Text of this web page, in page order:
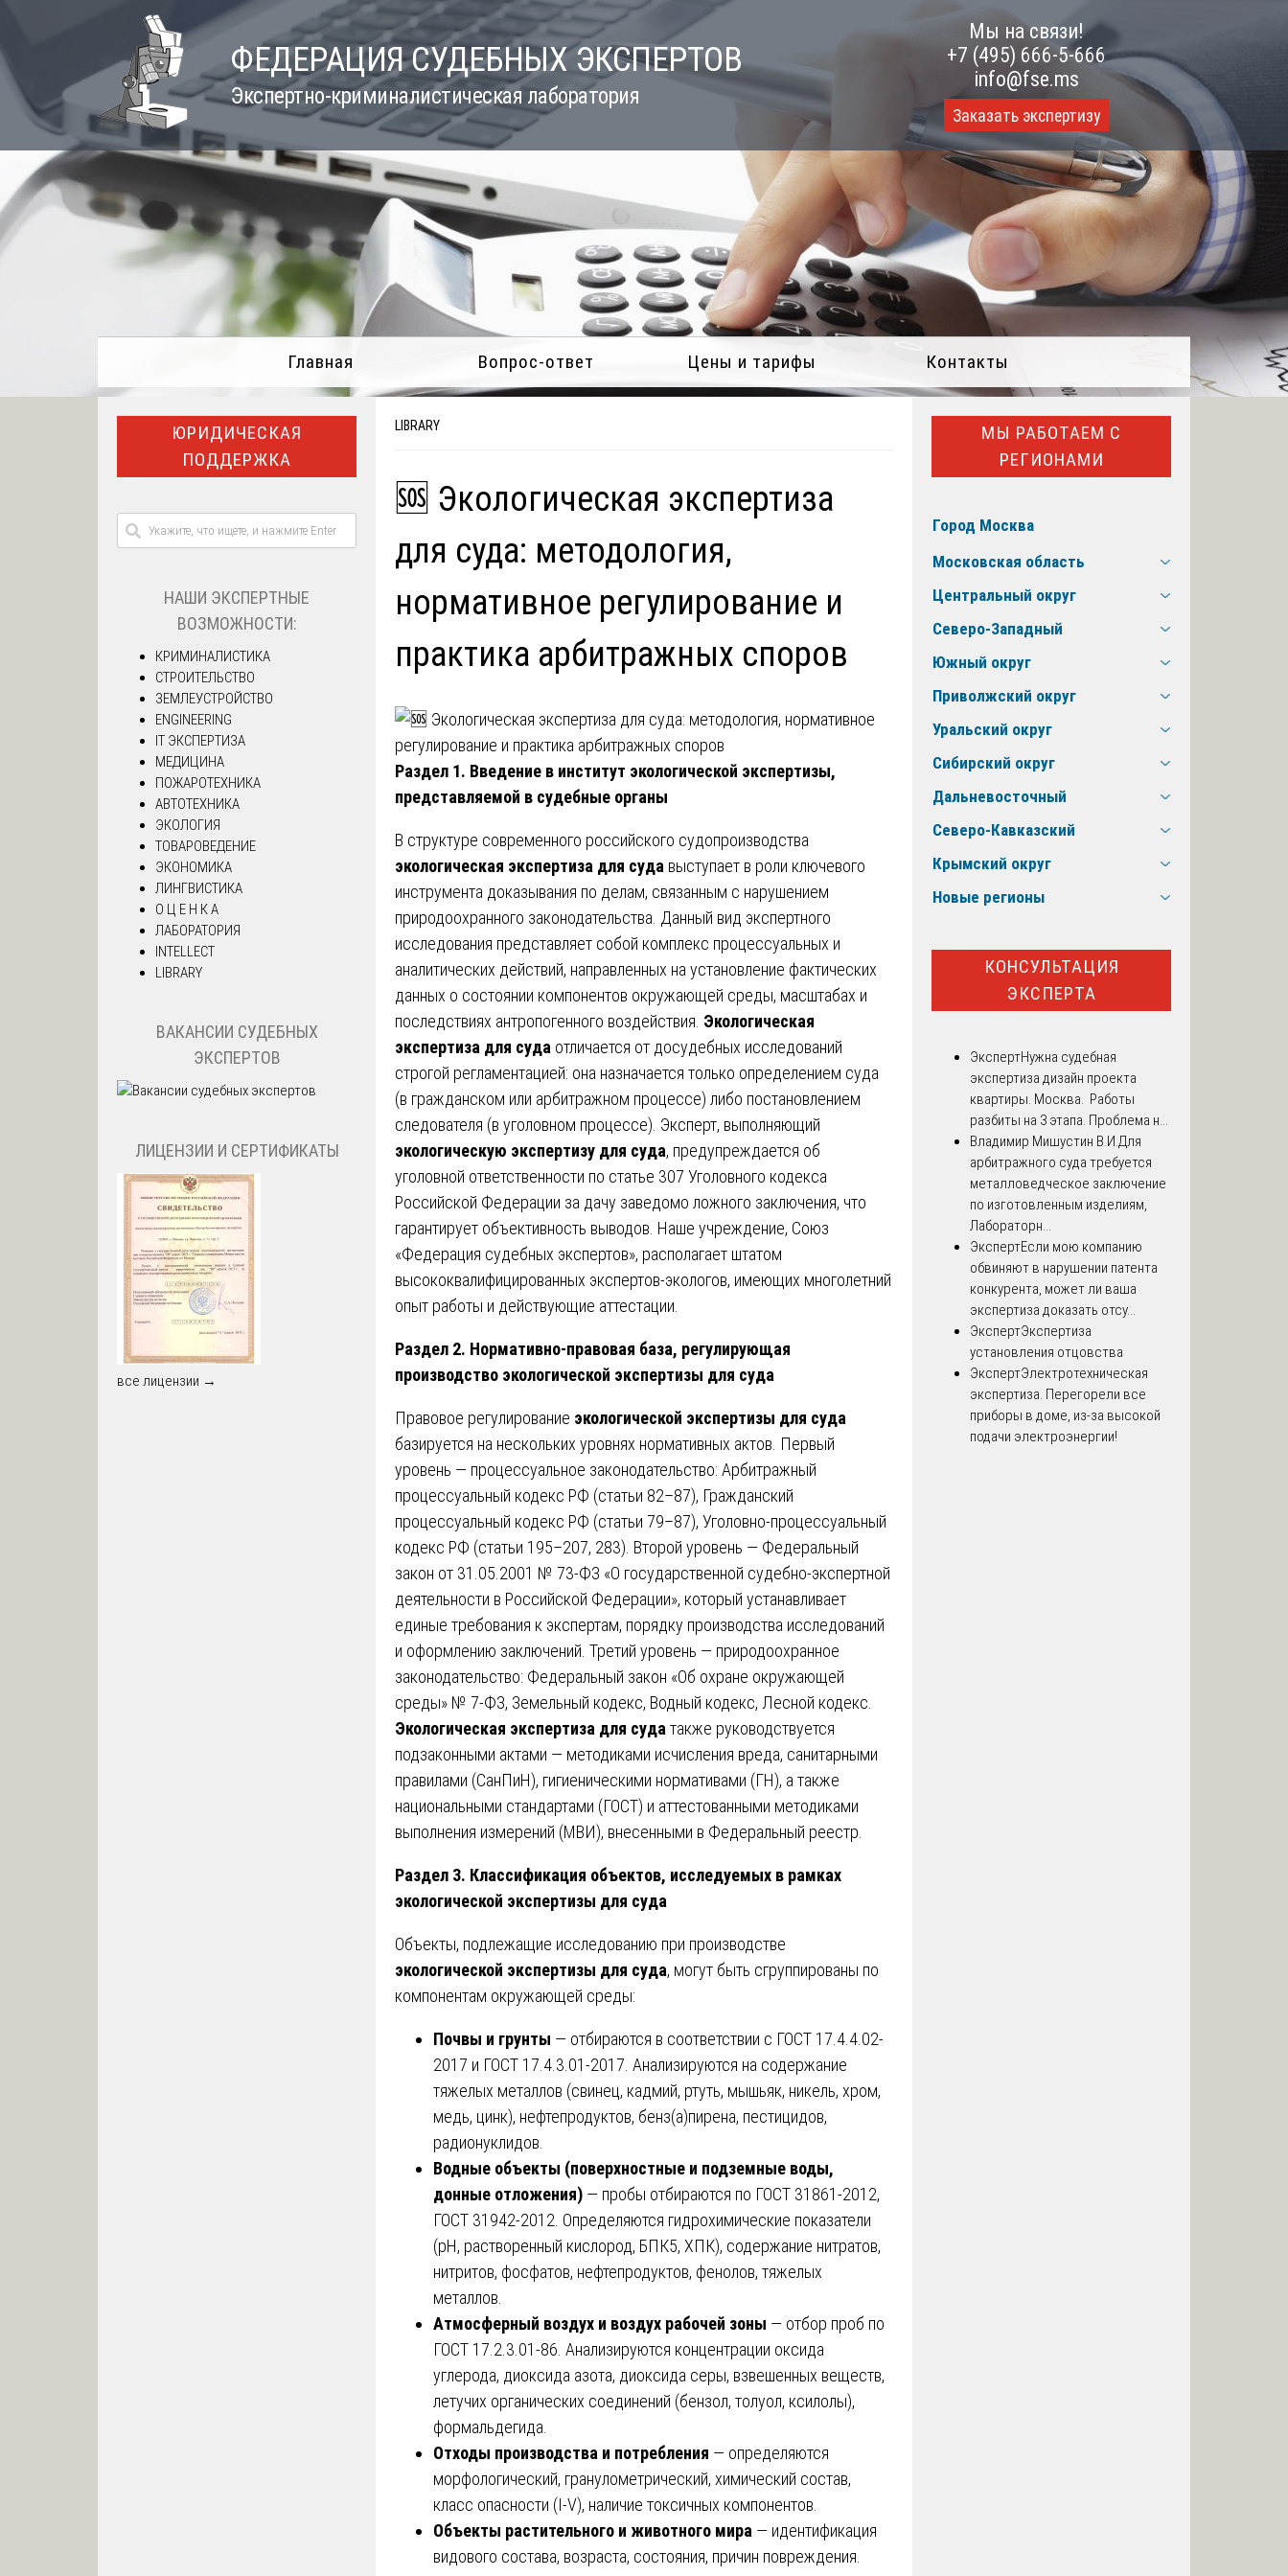
content
ФЕДЕРАЦИЯ СУДЕБНЫХ ЭКСПЕРТОВ
Экспертно-криминалистическая лаборатория
Мы на связи!
+7 (495) 666-5-666
info@fse.ms
Заказать экспертизу
Главная Вопрос-ответ Цены и тарифы Контакты
LIBRARY
🆘 Экологическая экспертиза
для суда: методология,
нормативное регулирование и
практика арбитражных споров
Раздел 1. Введение в институт экологической экспертизы,
представляемой в судебные органы
В структуре современного российского судопроизводства
экологическая экспертиза для суда выступает в роли ключевого
инструмента доказывания по делам, связанным с нарушением
природоохранного законодательства. Данный вид экспертного
исследования представляет собой комплекс процессуальных и
аналитических действий, направленных на установление фактических
данных о состоянии компонентов окружающей среды, масштабах и
последствиях антропогенного воздействия. Экологическая
экспертиза для суда отличается от досудебных исследований
строгой регламентацией: она назначается только определением суда
(в гражданском или арбитражном процессе) либо постановлением
следователя (в уголовном процессе). Эксперт, выполняющий
экологическую экспертизу для суда, предупреждается об
уголовной ответственности по статье 307 Уголовного кодекса
Российской Федерации за дачу заведомо ложного заключения, что
гарантирует объективность выводов. Наше учреждение, Союз
«Федерация судебных экспертов», располагает штатом
высококвалифицированных экспертов-экологов, имеющих многолетний
опыт работы и действующие аттестации.
Раздел 2. Нормативно-правовая база, регулирующая
производство экологической экспертизы для суда
Правовое регулирование экологической экспертизы для суда
базируется на нескольких уровнях нормативных актов. Первый
уровень — процессуальное законодательство: Арбитражный
процессуальный кодекс РФ (статьи 82–87), Гражданский
процессуальный кодекс РФ (статьи 79–87), Уголовно-процессуальный
кодекс РФ (статьи 195–207, 283). Второй уровень — Федеральный
закон от 31.05.2001 № 73-ФЗ «О государственной судебно-экспертной
деятельности в Российской Федерации», который устанавливает
единые требования к экспертам, порядку производства исследований
и оформлению заключений. Третий уровень — природоохранное
законодательство: Федеральный закон «Об охране окружающей
среды» № 7-ФЗ, Земельный кодекс, Водный кодекс, Лесной кодекс.
Экологическая экспертиза для суда также руководствуется
подзаконными актами — методиками исчисления вреда, санитарными
правилами (СанПиН), гигиеническими нормативами (ГН), а также
национальными стандартами (ГОСТ) и аттестованными методиками
выполнения измерений (МВИ), внесенными в Федеральный реестр.
Раздел 3. Классификация объектов, исследуемых в рамках
экологической экспертизы для суда
Объекты, подлежащие исследованию при производстве
экологической экспертизы для суда, могут быть сгруппированы по
компонентам окружающей среды:
Почвы и грунты — отбираются в соответствии с ГОСТ 17.4.4.02-
2017 и ГОСТ 17.4.3.01-2017. Анализируются на содержание
тяжелых металлов (свинец, кадмий, ртуть, мышьяк, никель, хром,
медь, цинк), нефтепродуктов, бенз(а)пирена, пестицидов,
радионуклидов.
Водные объекты (поверхностные и подземные воды,
донные отложения) — пробы отбираются по ГОСТ 31861-2012,
ГОСТ 31942-2012. Определяются гидрохимические показатели
(рН, растворенный кислород, БПК5, ХПК), содержание нитратов,
нитритов, фосфатов, нефтепродуктов, фенолов, тяжелых
металлов.
Атмосферный воздух и воздух рабочей зоны — отбор проб по
ГОСТ 17.2.3.01-86. Анализируются концентрации оксида
углерода, диоксида азота, диоксида серы, взвешенных веществ,
летучих органических соединений (бензол, толуол, ксилолы),
формальдегида.
Отходы производства и потребления — определяются
морфологический, гранулометрический, химический состав,
класс опасности (I-V), наличие токсичных компонентов.
Объекты растительного и животного мира — идентификация
видового состава, возраста, состояния, причин повреждения.
ЮРИДИЧЕСКАЯ
ПОДДЕРЖКА
НАШИ ЭКСПЕРТНЫЕ
ВОЗМОЖНОСТИ:
КРИМИНАЛИСТИКА
СТРОИТЕЛЬСТВО
ЗЕМЛЕУСТРОЙСТВО
ENGINEERING
IT ЭКСПЕРТИЗА
МЕДИЦИНА
ПОЖАРОТЕХНИКА
АВТОТЕХНИКА
ЭКОЛОГИЯ
ТОВАРОВЕДЕНИЕ
ЭКОНОМИКА
ЛИНГВИСТИКА
О Ц Е Н К А
ЛАБОРАТОРИЯ
INTELLECT
LIBRARY
ВАКАНСИИ СУДЕБНЫХ
ЭКСПЕРТОВ
ЛИЦЕНЗИИ И СЕРТИФИКАТЫ
все лицензии →
МЫ РАБОТАЕМ С
РЕГИОНАМИ
Город Москва
Московская область
Центральный округ
Северо-Западный
Южный округ
Приволжский округ
Уральский округ
Сибирский округ
Дальневосточный
Северо-Кавказский
Крымский округ
Новые регионы
КОНСУЛЬТАЦИЯ
ЭКСПЕРТА
ЭкспертНужна судебная
экспертиза дизайн проекта
квартиры. Москва. Работы
разбиты на 3 этапа. Проблема н...
Владимир Мишустин В.И.Для
арбитражного суда требуется
металловедческое заключение
по изготовленным изделиям,
Лабораторн...
ЭкспертЕсли мою компанию
обвиняют в нарушении патента
конкурента, может ли ваша
экспертиза доказать отсу...
ЭкспертЭкспертиза
установления отцовства
ЭкспертЭлектротехническая
экспертиза. Перегорели все
приборы в доме, из-за высокой
подачи электроэнергии!